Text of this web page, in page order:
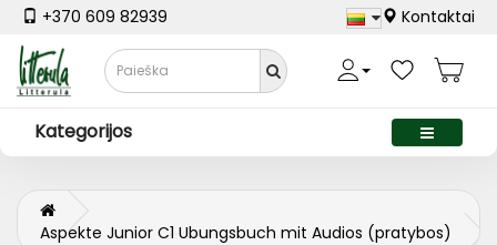
+370 609 82939 Kontaktai
Kategorijos
Aspekte Junior C1 Ubungsbuch mit Audios (pratybos)